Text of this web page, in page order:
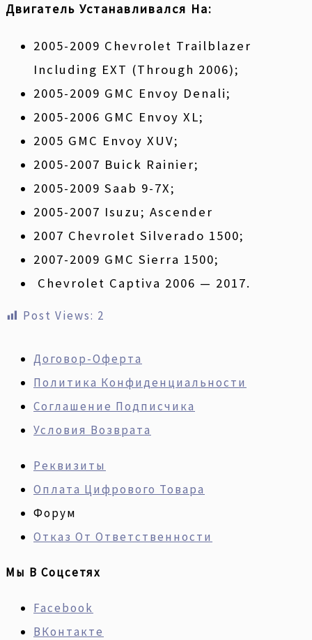
Двигатель Устанавливался На:
2005-2009 Chevrolet Trailblazer
Including EXT (through 2006);
2005-2009 GMC Envoy Denali;
2005-2006 GMC Envoy XL;
2005 GMC Envoy XUV;
2005-2007 Buick Rainier;
2005-2009 Saab 9-7X;
2005-2007 Isuzu; Ascender
2007 Chevrolet Silverado 1500;
2007-2009 GMC Sierra 1500;
Chevrolet Captiva 2006 — 2017.
Post Views: 2
Договор-Оферта
Политика Конфиденциальности
Соглашение Подписчика
Условия Возврата
Реквизиты
Оплата Цифрового Товара
Форум
Отказ От Ответственности
Мы В Соцсетях
Facebook
ВКонтакте